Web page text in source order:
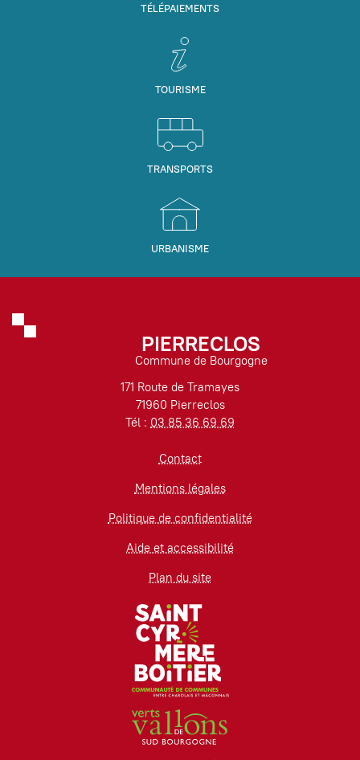
TÉLÉPAIEMENTS
TOURISME
TRANSPORTS
URBANISME
PIERRECLOS
Commune de Bourgogne
171 Route de Tramayes
71960 Pierreclos
Tél : 03 85 36 69 69
Contact
Mentions légales
Politique de confidentialité
Aide et accessibilité
Plan du site